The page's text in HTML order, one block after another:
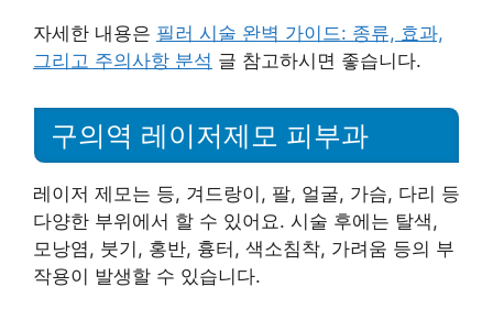
자세한 내용은 필러 시술 완벽 가이드: 종류, 효과,
그리고 주의사항 분석 글 참고하시면 좋습니다.
구의역 레이저제모 피부과
레이저 제모는 등, 겨드랑이, 팔, 얼굴, 가슴, 다리 등
다양한 부위에서 할 수 있어요. 시술 후에는 탈색,
모낭염, 붓기, 홍반, 흉터, 색소침착, 가려움 등의 부
작용이 발생할 수 있습니다.